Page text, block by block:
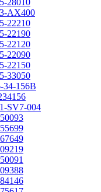
28010
AX400
22210
22190
22120
22090
22150
33050
34-156B
SV7-004